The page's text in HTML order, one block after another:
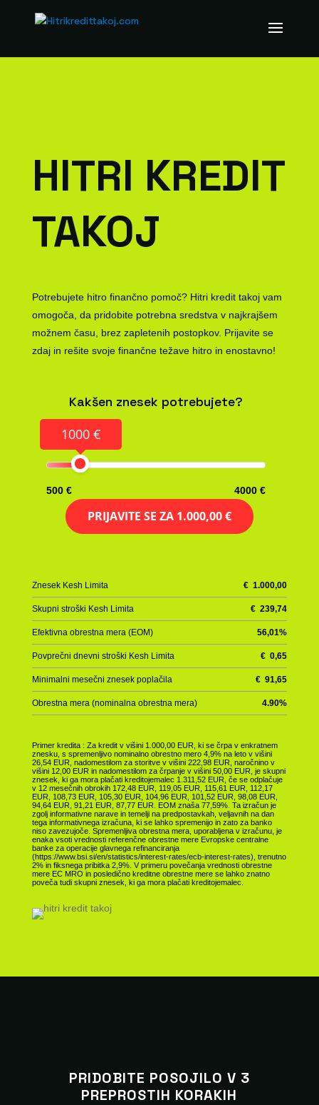
HITRI KREDIT
TAKOJ
Potrebujete hitro finančno pomoč? Hitri kredit takoj vam
omogoča, da pridobite potrebna sredstva v najkrajšem
možnem času, brez zapletenih postopkov. Prijavite se
zdaj in rešite svoje finančne težave hitro in enostavno!
Kakšen znesek potrebujete?
1000 €
500 € 4000 €
PRIJAVITE SE ZA 1.000,00 €
Znesek Kesh Limita €1.000,00
Skupni stroški Kesh Limita €239,74
Efektivna obrestna mera (EOM) 56,01%
Povprečni dnevni stroški Kesh Limita €0,65
Minimalni mesečni znesek poplačila €91,65
Obrestna mera (nominalna obrestna mera) 4.90%
Primer kredita : Za kredit v višini 1.000,00 EUR, ki se črpa v enkratnem
znesku, s spremenljivo nominalno obrestno mero 4,9% na leto v višini
26,54 EUR, nadomestilom za storitve v višini 222,98 EUR, naročnino v
višini 12,00 EUR in nadomestilom za črpanje v višini 50,00 EUR, je skupni
znesek, ki ga mora plačati kreditojemalec 1.311,52 EUR, če se odplačuje
v 12 mesečnih obrokih 172,48 EUR, 119,05 EUR, 115,61 EUR, 112,17
EUR, 108,73 EUR, 105,30 EUR, 104,96 EUR, 101,52 EUR, 98,08 EUR,
94,64 EUR, 91,21 EUR, 87,77 EUR. EOM znaša 77,59%. Ta izračun je
zgolj informativne narave in temelji na predpostavkah, veljavnih na dan
tega informativnega izračuna, ki se lahko spremenijo in zato za banko
niso zavezujoče. Spremenljiva obrestna mera, uporabljena v izračunu, je
enaka vsoti vrednosti referenčne obrestne mere Evropske centralne
banke za operacije glavnega refinanciranja
(https://www.bsi.si/en/statistics/interest-rates/ecb-interest-rates), trenutno
2% in fiksnega pribitka 2,9%. V primeru povečanja vrednosti obrestne
mere EC MRO in posledično kreditne obrestne mere se lahko znatno
poveča tudi skupni znesek, ki ga mora plačati kreditojemalec.
PRIDOBITE POSOJILO V 3
PREPROSTIH KORAKIH